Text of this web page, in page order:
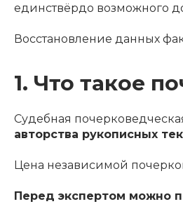
единcтвёрдо возможного
Восстановление данных
1. Что такое
Судебная
авторства рукописных
Цена независимой
Перед экспертом можно